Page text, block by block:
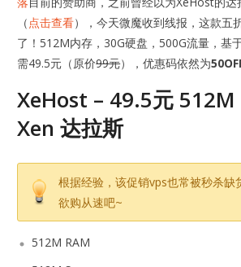
（点击查看），今天微魔收到线报，这款五
了！512M内存，30G硬盘，500G流量，基
需49.5元（原价99元），优惠码依然为
XeHost – 49.5元 512M
Xen 达拉斯
根据经验，该促销vps也常被秒杀缺
欲购从速吧~
512M RAM